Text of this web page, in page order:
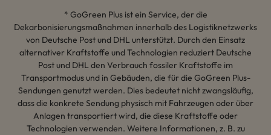
* GoGreen Plus ist ein Service, der die
Dekarbonisierungsmaßnahmen innerhalb des Logistiknetzwerks
von Deutsche Post und DHL unterstützt. Durch den Einsatz
alternativer Kraftstoffe und Technologien reduziert Deutsche
Post und DHL den Verbrauch fossiler Kraftstoffe im
Transportmodus und in Gebäuden, die für die GoGreen Plus-
Sendungen genutzt werden. Dies bedeutet nicht zwangsläufig,
dass die konkrete Sendung physisch mit Fahrzeugen oder über
Anlagen transportiert wird, die diese Kraftstoffe oder
Technologien verwenden. Weitere Informationen, z. B. zu